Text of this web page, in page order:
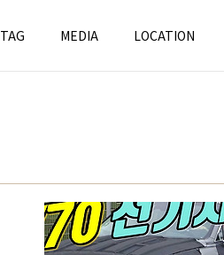
TAG MEDIA LOCATION